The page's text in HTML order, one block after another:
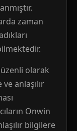
zaman
olarak
anlaşılır
Onwin
bilgilere